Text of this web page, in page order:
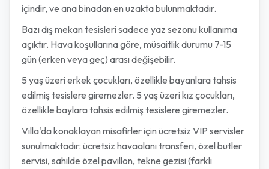
içindir, ve ana binadan en uzakta bulunmaktadır.
Bazı dış mekan tesisleri sadece yaz sezonu kullanıma
açıktır. Hava koşullarına göre, müsaitlik durumu 7-15
gün (erken veya geç) arası değişebilir.
5 yaş üzeri erkek çocukları, özellikle bayanlara tahsis
edilmiş tesislere giremezler. 5 yaş üzeri kız çocukları,
özellikle baylara tahsis edilmiş tesislere giremezler.
Villa'da konaklayan misafirler için ücretsiz VIP servisler
sunulmaktadır: ücretsiz havaalanı transferi, özel butler
servisi, sahilde özel pavillon, tekne gezisi (farklı